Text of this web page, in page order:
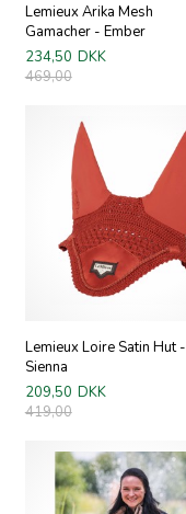
Lemieux Arika Mesh
Gamacher - Ember
234,50 DKK
469,00
Lemieux Loire Satin Hut -
Sienna
209,50 DKK
419,00